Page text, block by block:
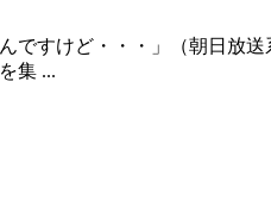
ですけど・・・」（朝日放
集 ...